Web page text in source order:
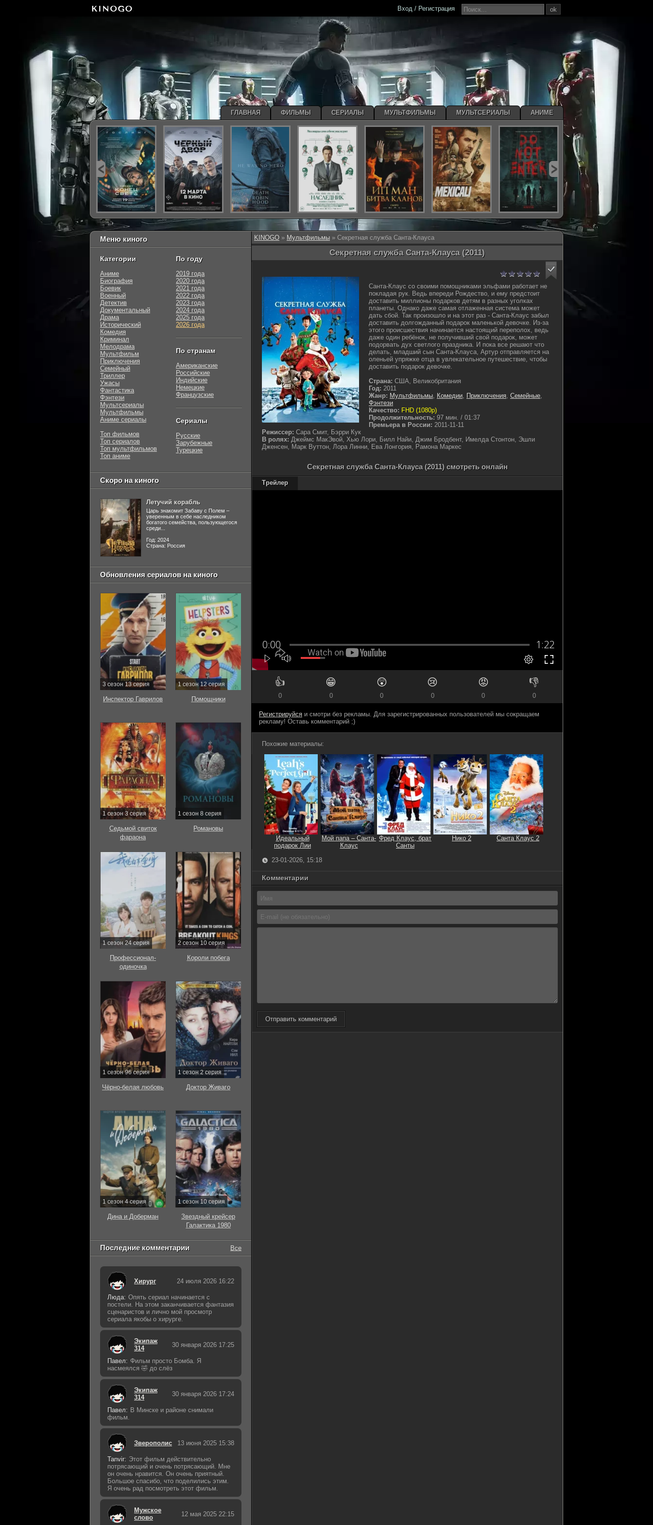
KINOGO » Мультфильмы » Секретная служба Санта-Клауса
Секретная служба Санта-Клауса (2011)
Санта-Клаус со своими помощниками эльфами работает не
покладая рук. Ведь впереди Рождество, и ему предстоит
доставить миллионы подарков детям в разных уголках
планеты. Однако даже самая отлаженная система может
дать сбой. Так произошло и на этот раз - Санта-Клаус забыл
доставить долгожданный подарок маленькой девочке. Из-за
этого происшествия начинается настоящий переполох, ведь
даже один ребёнок, не получивший свой подарок, может
подорвать дух светлого праздника. И пока все решают что
делать, младший сын Санта-Клауса, Артур отправляется на
оленьей упряжке отца в увлекательное путешествие, чтобы
доставить подарок девочке.
Страна: США, Великобритания
Год: 2011
Жанр: Мультфильмы, Комедии, Приключения, Семейные,
Фэнтези
Качество: FHD (1080p)
Продолжительность: 97 мин. / 01:37
Премьера в России: 2011-11-11
Режиссер: Сара Смит, Бэрри Кук
В ролях: Джеймс МакЭвой, Хью Лори, Билл Найи, Джим Бродбент, Имелда Стонтон, Эшли
Дженсен, Марк Вуттон, Лора Линни, Ева Лонгория, Рамона Маркес
Секретная служба Санта-Клауса (2011) смотреть онлайн
Трейлер
👍
0
😁
0
😲
0
😢
0
😡
0
👎
0
Регистрируйся и смотри без рекламы. Для зарегистрированных пользователей мы сокращаем
рекламу! Оставь комментарий ;)
Похожие материалы:
Идеальный
подарок Лии
Мой папа – Санта-
Клаус
Фред Клаус, брат
Санты
Нико 2 Санта Клаус 2
23-01-2026, 15:18
Комментарии
Отправить комментарий
Меню киного
Категории
Аниме
Биография
Боевик
Военный
Детектив
Документальный
Драма
Исторический
Комедия
Криминал
Мелодрама
Мультфильм
Приключения
Семейный
Триллер
Ужасы
Фантастика
Фэнтези
Мультсериалы
Мультфильмы
Аниме сериалы
Топ фильмов
Топ сериалов
Топ мультфильмов
Топ аниме
По году
2019 года
2020 года
2021 года
2022 года
2023 года
2024 года
2025 года
2026 года
По странам
Американские
Российские
Индийские
Немецкие
Французские
Сериалы
Русские
Зарубежные
Турецкие
Скоро на киного
Летучий корабль
Царь знакомит Забаву с Полем –
уверенным в себе наследником
богатого семейства, пользующегося
среди...
Год: 2024
Страна: Россия
Обновления сериалов на киного
3 сезон 13 серия
Инспектор Гаврилов
1 сезон 12 серия
Помощники
1 сезон 3 серия
Седьмой свиток
фараона
1 сезон 8 серия
Романовы
1 сезон 24 серия
Профессионал-
одиночка
2 сезон 10 серия
Короли побега
1 сезон 96 серия
Чёрно-белая любовь
1 сезон 2 серия
Доктор Живаго
1 сезон 4 серия
Дина и Доберман
1 сезон 10 серия
Звездный крейсер
Галактика 1980
Последние комментарии Все
Хирург 24 июля 2026 16:22
Люда: Опять сериал начинается с
постели. На этом заканчивается фантазия
сценаристов и лично мой просмотр
сериала якобы о хирурге.
Экипаж
314
30 января 2026 17:25
Павел: Фильм просто Бомба. Я
насмеялся 🤣 до слёз
Экипаж
314
30 января 2026 17:24
Павел: В Минске и районе снимали
фильм.
Зверополис 13 июня 2025 15:38
Tanvir: Этот фильм действительно
потрясающий и очень потрясающий. Мне
он очень нравится. Он очень приятный.
Большое спасибо, что поделились этим.
Я очень рад посмотреть этот фильм.
Мужское
слово
12 мая 2025 22:15
ok
Вход / Регистрация
ГЛАВНАЯ ФИЛЬМЫ СЕРИАЛЫ МУЛЬТФИЛЬМЫ МУЛЬТСЕРИАЛЫ АНИМЕ